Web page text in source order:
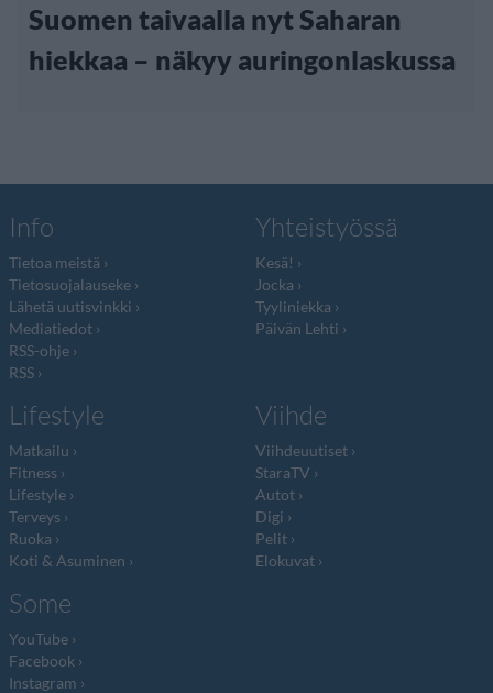
Suomen taivaalla nyt Saharan
hiekkaa – näkyy auringonlaskussa
Info
Tietoa meistä
Tietosuojalauseke
Lähetä uutisvinkki
Mediatiedot
RSS-ohje
RSS
Yhteistyössä
Kesä!
Jocka
Tyyliniekka
Päivän Lehti
Lifestyle
Matkailu
Fitness
Lifestyle
Terveys
Ruoka
Koti & Asuminen
Viihde
Viihdeuutiset
StaraTV
Autot
Digi
Pelit
Elokuvat
Some
YouTube
Facebook
Instagram